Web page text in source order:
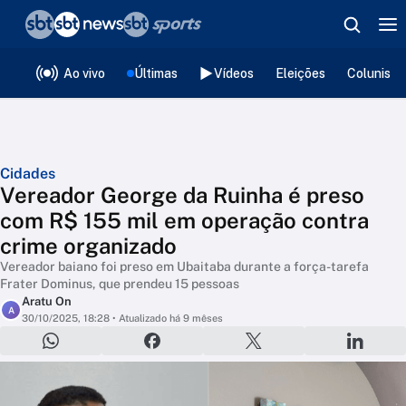
Ao vivo Últimas Vídeos Eleições
Cidades
Vereador George da Ruinha é preso
com R$ 155 mil em operação contra
crime organizado
Vereador baiano foi preso em Ubaitaba durante a força-tarefa
Frater Dominus, que prendeu 15 pessoas
A
Aratu On
30/10/2025, 18:28 • Atualizado há 9 mêses
❮voltar
Editorias